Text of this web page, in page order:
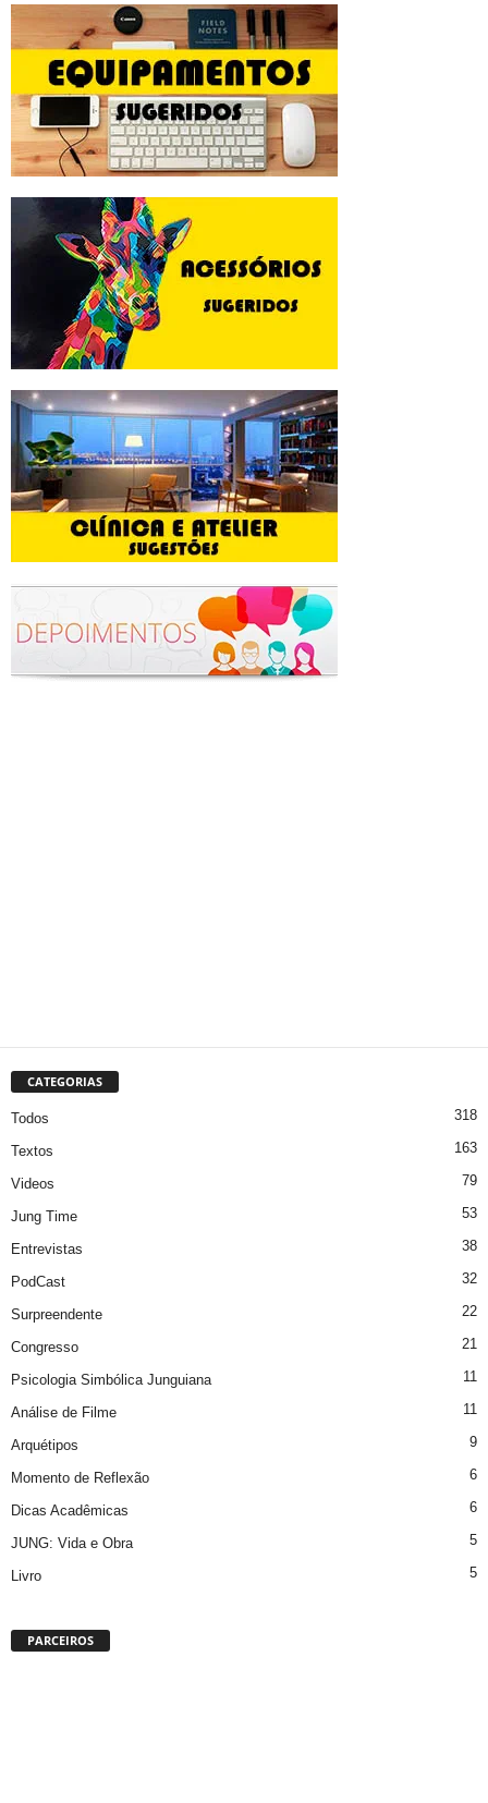
CATEGORIAS
Todos 318
Textos 163
Videos 79
Jung Time 53
Entrevistas 38
PodCast 32
Surpreendente 22
Congresso 21
Psicologia Simbólica Junguiana 11
Análise de Filme 11
Arquétipos 9
Momento de Reflexão 6
Dicas Acadêmicas 6
JUNG: Vida e Obra 5
Livro 5
PARCEIROS